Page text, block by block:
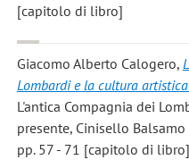
[capitolo di libro]
Giacomo Alberto Calogero,
Lombardi e la cultura
L'antica Compagnia dei
presente, Cinisello
pp. 57 - 71 [capitolo di libro]